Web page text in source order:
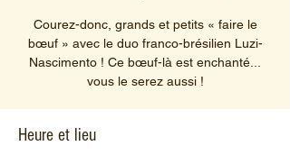
Courez-donc, grands et petits « faire le
bœuf » avec le duo franco-brésilien Luzi-
Nascimento ! Ce bœuf-là est enchanté...
vous le serez aussi !
Heure et lieu